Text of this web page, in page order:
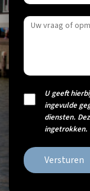
U geeft
ingevulde
diensten.
ingetrokken.
Versturen